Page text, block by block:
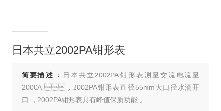
日本共立2002PA钳形表
简要描述： 日本共立2002PA钳形表测量交流电流量
2000A ，2002PA钳形表直径55mm大口径水滴开
口 ，2002PA钳形表具有峰值保质功能 。